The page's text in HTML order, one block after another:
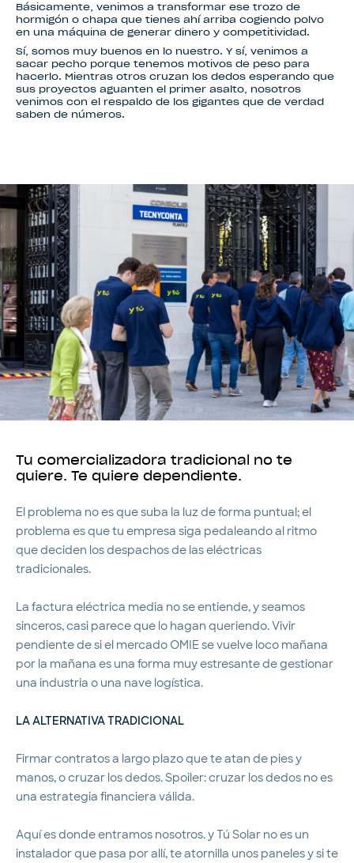
Básicamente, venimos a transformar ese trozo de
hormigón o chapa que tienes ahí arriba cogiendo polvo
en una máquina de generar dinero y competitividad.
Sí, somos muy buenos en lo nuestro. Y sí, venimos a
sacar pecho porque tenemos motivos de peso para
hacerlo. Mientras otros cruzan los dedos esperando que
sus proyectos aguanten el primer asalto, nosotros
venimos con el respaldo de los gigantes que de verdad
saben de números.
Tu comercializadora tradicional no te
quiere. Te quiere dependiente.
El problema no es que suba la luz de forma puntual; el
problema es que tu empresa siga pedaleando al ritmo
que deciden los despachos de las eléctricas
tradicionales.
La factura eléctrica media no se entiende, y seamos
sinceros, casi parece que lo hagan queriendo. Vivir
pendiente de si el mercado OMIE se vuelve loco mañana
por la mañana es una forma muy estresante de gestionar
una industria o una nave logística.
LA ALTERNATIVA TRADICIONAL
Firmar contratos a largo plazo que te atan de pies y
manos, o cruzar los dedos. Spoiler: cruzar los dedos no es
una estrategia financiera válida.
Aquí es donde entramos nosotros. y Tú Solar no es un
instalador que pasa por allí, te atornilla unos paneles y si te